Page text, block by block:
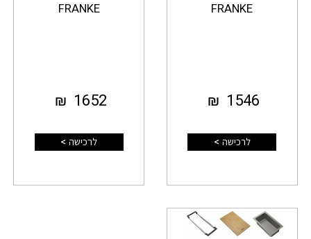
FRANKE
1546
₪
לרכישה >
FRANKE
1652
₪
לרכישה >